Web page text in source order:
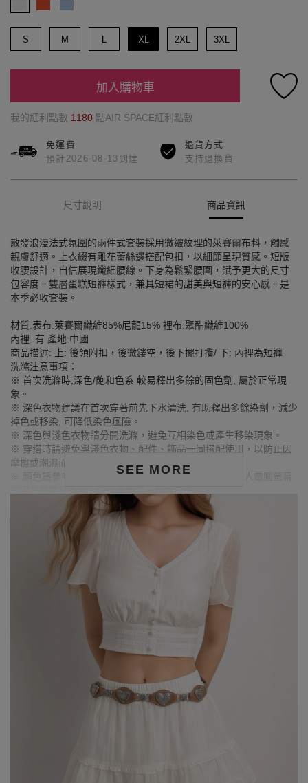
S M L XL 2XL 3XL
加入購物車
我的紅利點數 1180 點AIR SPACE紅利點數
免運費
預計2026-08-13到達
退貨方式
支持退換貨
尺寸說明 商品資訊
SEE MORE
散發浪漫法式氛圍的兩件式套裝採用微皺紋理的萊賽爾布料，觸感
親膚舒適。上衣綴有雕花蕾絲邊搭配包扣，以細節呈現質感。短版
收腰設計，自信展現纖細腰線。下身為鬆緊腰圍，賦予更大的尺寸
包容度。雙層蛋糕短褲樣式，兼具短裙的甜美與短褲的安心感。是
本季必收套裝。
材質:表布:萊賽爾纖維85%尼龍15% 裡布:聚酯纖維100%
內裡: 有 產地:中國
商品描述: 上: 後領附扣，後微鏤空，後下擺打攬/ 下: 內裡為短褲
洗滌注意事項：
※ 首次洗滌時,深色/飽和色系 較易釋出多餘的固色劑, 屬於正常現
象。
※ 深色衣物建議在首次穿著前先下水清洗, 有助釋出多餘染劑，減少
掉色或移染, 可降低染色風險。
※ 深色與淺色衣物請分開洗滌，避免互相染色或產生移染現象。
※ 穿搭時請避免與淺色衣物、配件、飾品一同搭配使用，以防止因
摩擦或潮濕而導致染色。
※ 顏色請參考單品圖片較為接近，但因圖檔顏色會因個人電腦螢幕
MODEL資訊
身高166cm／胸圍Bust：95cm
腰圍Waist：77cm／臀圍hips：97cm
試穿報告：模特兒穿著XL號
身高173cm／胸圍Bust：84cm
腰圍Waist：59cm／臀圍hips：91cm